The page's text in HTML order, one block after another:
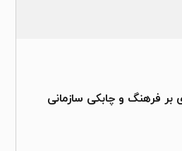
بر فرهنگ و چابکی سازمانی